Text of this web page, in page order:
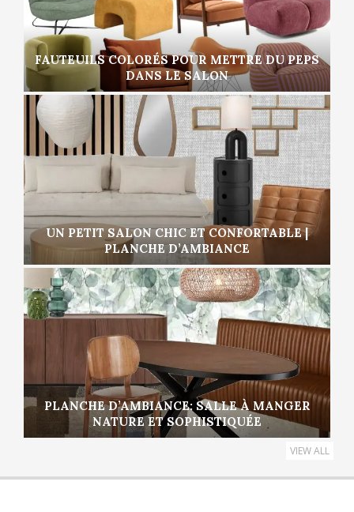
FAUTEUILS COLORÉS POUR METTRE DU PEPS
DANS LE SALON
UN PETIT SALON CHIC ET CONFORTABLE |
PLANCHE D’AMBIANCE
PLANCHE D’AMBIANCE: SALLE À MANGER
NATURE ET SOPHISTIQUÉE
VIEW ALL